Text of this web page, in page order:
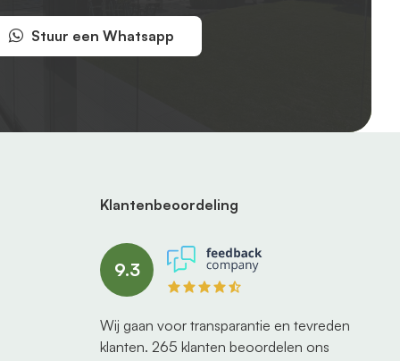
Stuur een Whatsapp
Klantenbeoordeling
9.3
Wij gaan voor transparantie en tevreden
klanten. 265 klanten beoordelen ons